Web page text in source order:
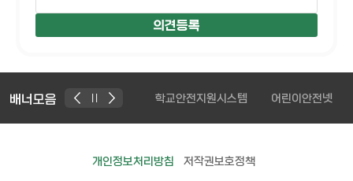
배너모음
교육데이터플랫폼 학교안전지원시스템 어린이안전넷 공공
개인정보처리방침 저작권보호정책